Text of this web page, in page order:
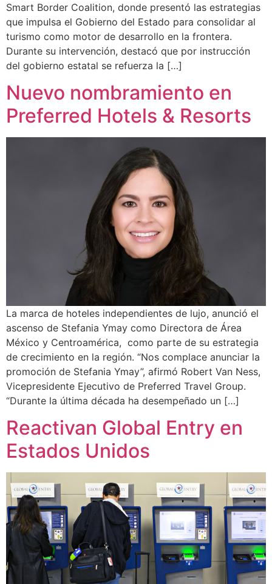
Smart Border Coalition, donde presentó las estrategias
que impulsa el Gobierno del Estado para consolidar al
turismo como motor de desarrollo en la frontera.
Durante su intervención, destacó que por instrucción
del gobierno estatal se refuerza la […]
Nuevo nombramiento en
Preferred Hotels & Resorts
La marca de hoteles independientes de lujo, anunció el
ascenso de Stefania Ymay como Directora de Área
México y Centroamérica, como parte de su estrategia
de crecimiento en la región. “Nos complace anunciar la
promoción de Stefania Ymay”, afirmó Robert Van Ness,
Vicepresidente Ejecutivo de Preferred Travel Group.
“Durante la última década ha desempeñado un […]
Reactivan Global Entry en
Estados Unidos